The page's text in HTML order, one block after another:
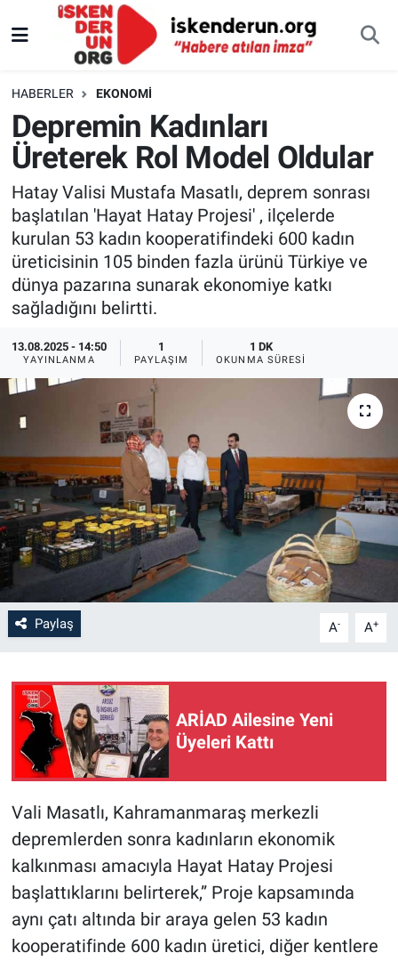
HABERLER EKONOMI
Depremin Kadınları
Üreterek Rol Model Oldular
Hatay Valisi Mustafa Masatlı, deprem sonrası
başlatılan 'Hayat Hatay Projesi' , ilçelerde
kurulan 53 kadın kooperatifindeki 600 kadın
üreticisinin 105 binden fazla ürünü Türkiye ve
dünya pazarına sunarak ekonomiye katkı
sağladığını belirtti.
13.08.2025 - 14:50
YAYINLANMA
1
PAYLAŞIM
1 DK
OKUNMA SÜRESI
Paylaş A- A+
ARİAD Ailesine Yeni
Üyeleri Kattı
Vali Masatlı, Kahramanmaraş merkezli
depremlerden sonra kadınların ekonomik
kalkınması amacıyla Hayat Hatay Projesi
başlattıklarını belirterek,” Proje kapsamında
aynı çatı altında bir araya gelen 53 kadın
kooperatifinde 600 kadın üretici, diğer kentlere